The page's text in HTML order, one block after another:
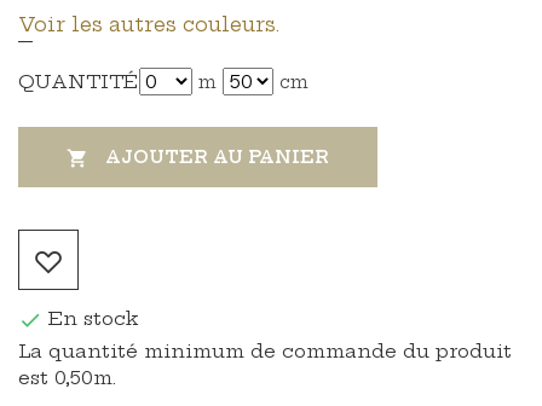
Voir les autres couleurs.
QUANTITÉ m cm
 AJOUTER AU PANIER
 En stock
La quantité minimum de commande du produit
est 0,50m.